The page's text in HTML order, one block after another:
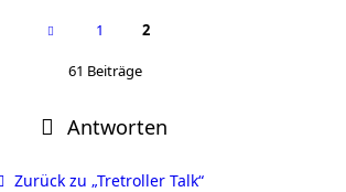
1 2
61 Beiträge
Antworten
Zurück zu „Tretroller Talk“